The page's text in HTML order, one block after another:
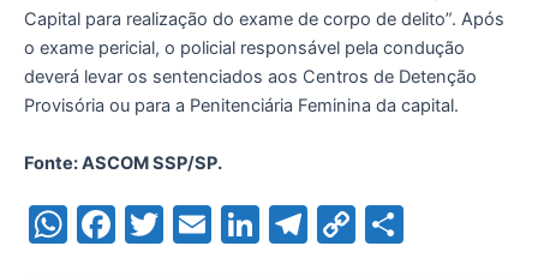
Capital para realização do exame de corpo de delito”. Após
o exame pericial, o policial responsável pela condução
deverá levar os sentenciados aos Centros de Detenção
Provisória ou para a Penitenciária Feminina da capital.
Fonte: ASCOM SSP/SP.
W F
T
E
Li T
C